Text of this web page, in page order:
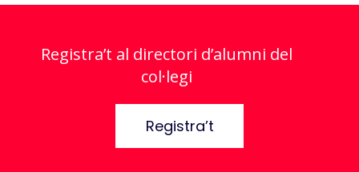
Registra’t al directori d’alumni del
col·legi
Registra’t